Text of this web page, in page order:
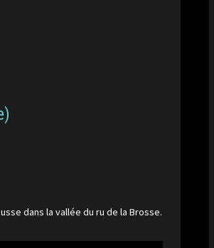
dans la vallée du ru de la Brosse.